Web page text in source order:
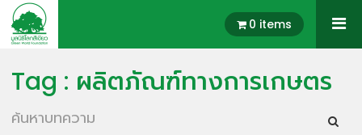
0 items
Tag : ผลิตภัณฑ์ทางการเกษตร